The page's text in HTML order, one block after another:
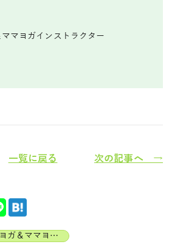
マヨガインストラクター
一覧に戻る 次の記事へ →
JAHA認定ベビーヨガ＆ママヨガインストラクター